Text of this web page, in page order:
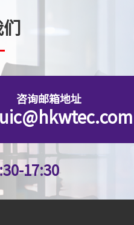
咨询邮箱地址
17:30